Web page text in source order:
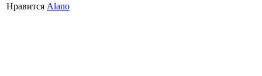
Нравится Alano